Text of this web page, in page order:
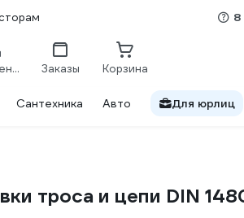
Сравнение Заказы Корзина
Сантехника Авто Для юрлиц
троса и цепи DIN